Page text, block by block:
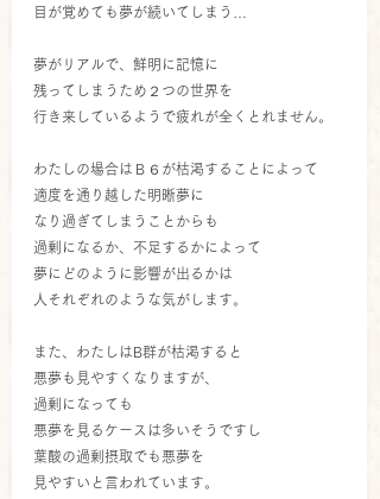
目が覚めても夢が続いてしまう…
夢がリアルで、鮮明に記憶に
残ってしまうため２つの世界を
行き来しているようで疲れが全くとれません。
わたしの場合はＢ６が枯渇することによって
適度を通り越した明晰夢に
なり過ぎてしまうことからも
過剰になるか、不足するかによって
夢にどのように影響が出るかは
人それぞれのような気がします。
また、わたしはB群が枯渇すると
悪夢も見やすくなりますが、
過剰になっても
悪夢を見るケースは多いそうですし
葉酸の過剰摂取でも悪夢を
見やすいと言われています。